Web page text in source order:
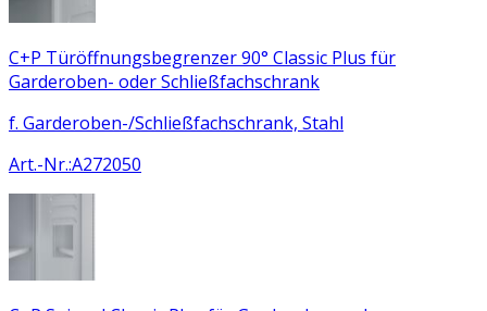
C+P Türöffnungsbegrenzer 90° Classic Plus für
Garderoben- oder Schließfachschrank
f. Garderoben-/Schließfachschrank, Stahl
Art.-Nr.:A272050